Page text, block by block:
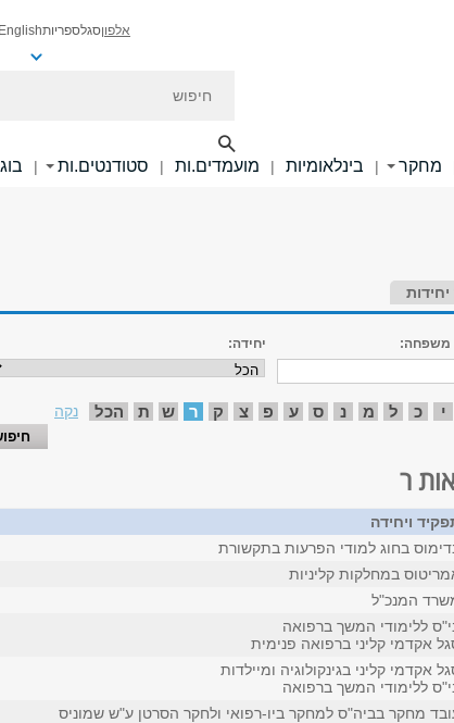
אלפוןסגלספריותEnglish
מחקר | בינלאומיות | מועמדים.ות | סטודנטים.ות |
משפחה: יחידה:
י כ ל מ נ ס ע פ צ ק ר ש ת הכל נקה
ר
ויחידה
בחוג למודי הפרעות בתקשורת
במחלקות קליניות
המנכ"ל
ללימודי המשך ברפואה
אקדמי קליני ברפואה פנימית
אקדמי קליני בגינקולוגיה ומיילדות
ללימודי המשך ברפואה
מחקר בביה"ס למחקר ביו-רפואי ולחקר הסרטן ע"ש שמוניס